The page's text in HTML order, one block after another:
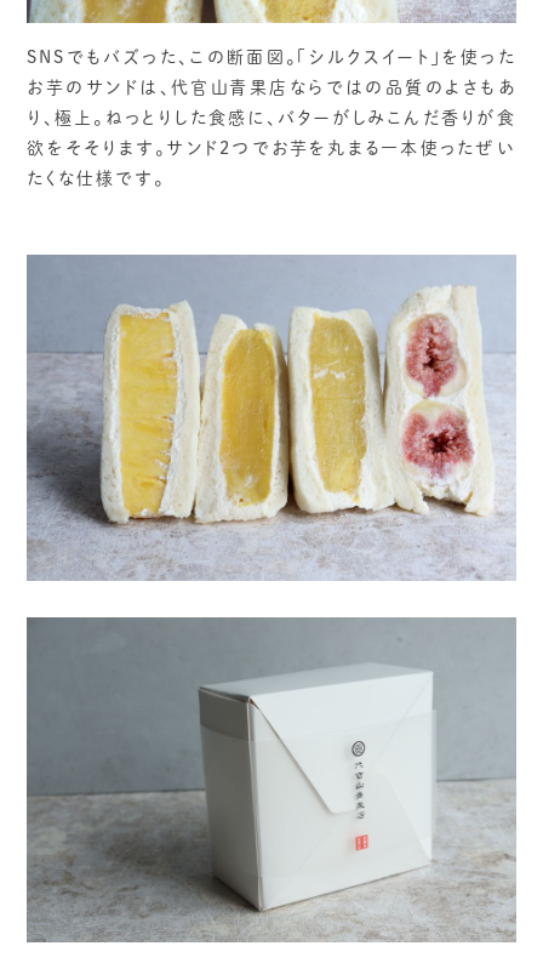
SNSでもバズった、この断面図。「シルクスイート」を使った
お芋のサンドは、代官山青果店ならではの品質のよさもあ
り、極上。ねっとりした食感に、バターがしみこんだ香りが食
欲をそそります。サンド2つでお芋を丸まる一本使ったぜい
たくな仕様です。